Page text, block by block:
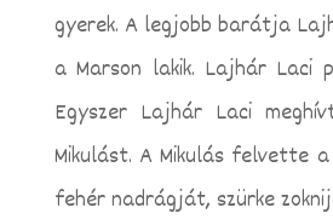
gyerek. A legjobb barátja
a Marson lakik. Lajhár Laci
Egyszer Lajhár Laci
Mikulást. A Mikulás felvette
fehér nadrágját, szürke